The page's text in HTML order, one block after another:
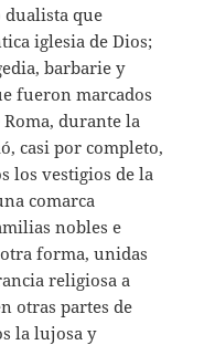
que
iglesia de Dios;
barbarie y
fueron marcados
durante la
casi por completo,
los vestigios de la
comarca
nobles e
forma, unidas
religiosa a
otras partes de
la lujosa y